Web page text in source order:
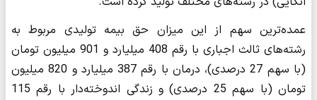
عمده‌ترین سهم از این میزان حق بیمه تولیدی مربوط به
رشته‌های ثالث اجباری با رقم 408 میلیارد و 901 میلیون تومان
(با سهم 27 درصدی)، درمان با رقم 387 میلیارد و 820 میلیون
تومان (با سهم 25 درصدی) و زندگی اندوخته‌دار با رقم 115